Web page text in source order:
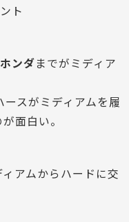
ト
ホンダ までがミディア
スがミディアムを履
面白い。
アムからハードに交